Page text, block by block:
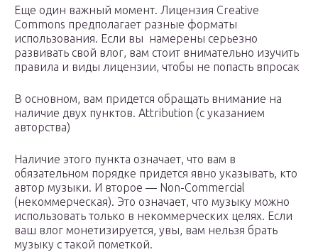
Еще один важный момент. Лицензия Creative
Commons предполагает разные форматы
использования. Если вы намерены серьезно
развивать свой влог, вам стоит внимательно изучить
правила и виды лицензии, чтобы не попасть впросак
В основном, вам придется обращать внимание на
наличие двух пунктов. Attribution (с указанием
авторства)
Наличие этого пункта означает, что вам в
обязательном порядке придется явно указывать, кто
автор музыки. И второе — Non-Commercial
(некоммерческая). Это означает, что музыку можно
использовать только в некоммерческих целях. Если
ваш влог монетизируется, увы, вам нельзя брать
музыку с такой пометкой.